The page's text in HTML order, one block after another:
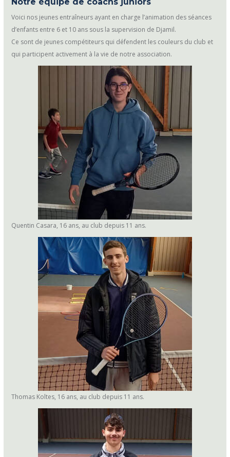
Voici nos jeunes entraîneurs ayant en charge l’animation des séances
d’enfants entre 6 et 10 ans sous la supervision de Djamil.
Ce sont de jeunes compétiteurs qui défendent les couleurs du club et
qui participent activement à la vie de notre association.
Quentin Casara, 16 ans, au club depuis 11 ans.
Thomas Koltes, 16 ans, au club depuis 11 ans.